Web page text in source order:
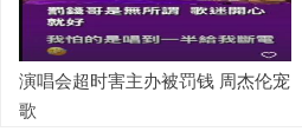
演唱会超时害主办被罚钱 周杰伦宠
歌